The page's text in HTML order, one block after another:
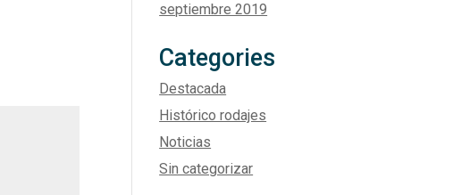
septiembre 2019
Categories
Destacada
Histórico rodajes
Noticias
Sin categorizar